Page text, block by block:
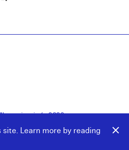
Learn more by reading
imprimée 2026
8080.studio